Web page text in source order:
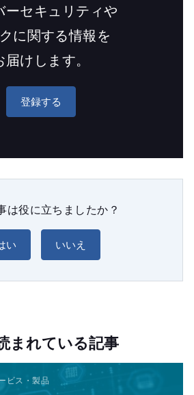
ーセキュリティや
に関する情報を
届けします。
登録する
は役に立ちましたか？
い いいえ
まれている記事
ス・製品